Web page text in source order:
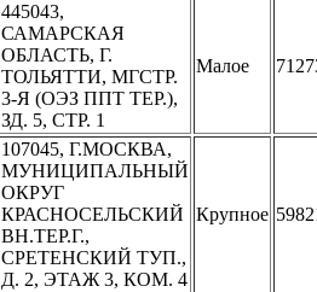
445043,
САМАРСКАЯ
ОБЛАСТЬ, Г.
ТОЛЬЯТТИ, МГСТР.
3-Я (ОЭЗ ППТ ТЕР.),
ЗД. 5, СТР. 1
Малое
107045, Г.МОСКВА,
МУНИЦИПАЛЬНЫЙ
ОКРУГ
КРАСНОСЕЛЬСКИЙ
ВН.ТЕР.Г.,
СРЕТЕНСКИЙ ТУП.,
Д. 2, ЭТАЖ 3, КОМ. 4
Крупное